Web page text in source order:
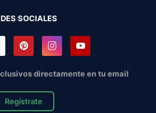
SOCIALES
directamente en tu email
Regístrate